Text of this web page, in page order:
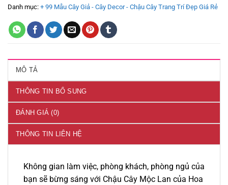
Danh mục: + 99 Mẫu Cây Giả - Cây Decor - Chậu Cây Trang Trí Đẹp Giá Rẻ
MÔ TẢ
THÔNG TIN BỔ SUNG
ĐÁNH GIÁ (0)
THÔNG TIN LIÊN HỆ
Không gian làm việc, phòng khách, phòng ngủ của
bạn sẽ bừng sáng với Chậu Cây Mộc Lan của Hoa